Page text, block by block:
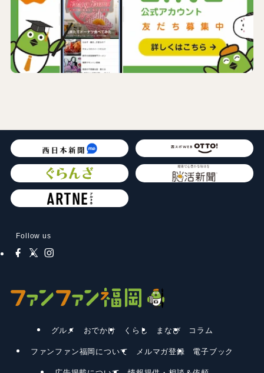
Follow us
グルメ おでかけ くらし まなび コラム
ファンファン福岡について メルマガ登録 電子ブック